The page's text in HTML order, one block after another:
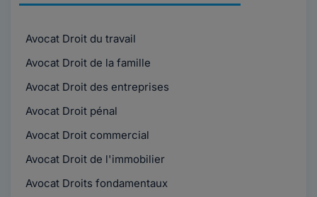
Avocat Droit du travail
Avocat Droit de la famille
Avocat Droit des entreprises
Avocat Droit pénal
Avocat Droit commercial
Avocat Droit de l'immobilier
Avocat Droits fondamentaux